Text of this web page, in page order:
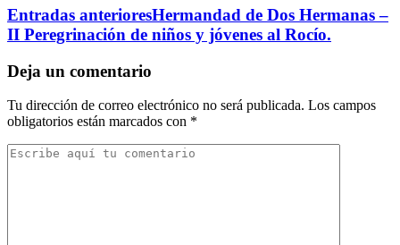
Entradas anterioresHermandad de Dos Hermanas –
II Peregrinación de niños y jóvenes al Rocío.
Deja un comentario
Tu dirección de correo electrónico no será publicada. Los campos
obligatorios están marcados con *